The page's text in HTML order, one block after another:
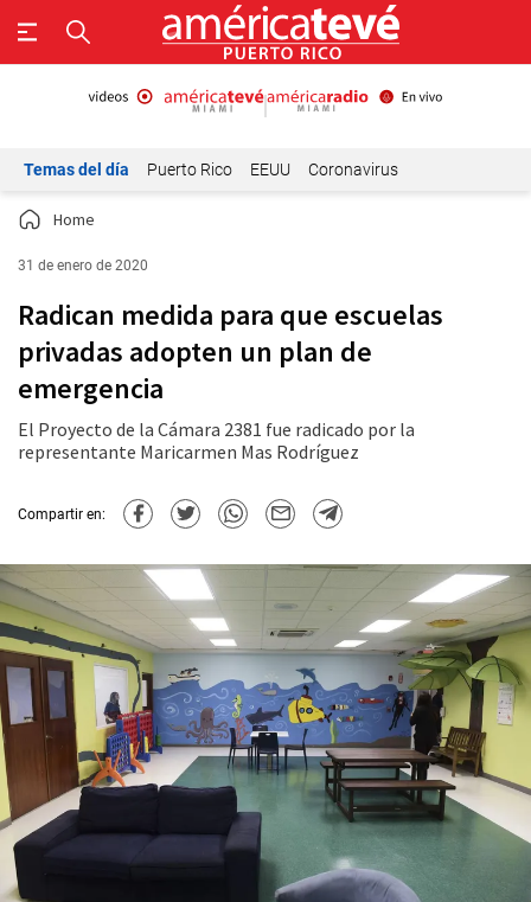
Temas del día Puerto Rico EEUU Coronavirus
Home
31 de enero de 2020
Radican medida para que escuelas
privadas adopten un plan de
emergencia
El Proyecto de la Cámara 2381 fue radicado por la
representante Maricarmen Mas Rodríguez
Compartir en: